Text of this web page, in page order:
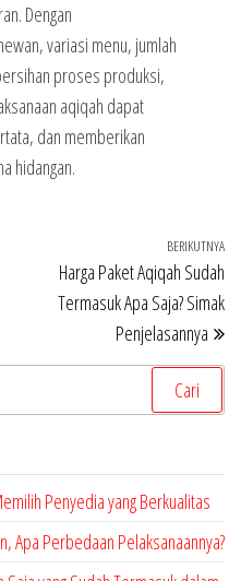
Dengan
variasi menu, jumlah
proses produksi,
aqiqah dapat
dan memberikan
hidangan.
BERIKUTNYA
Harga Paket Aqiqah Sudah
Termasuk Apa Saja? Simak
Penjelasannya
Penyedia yang Berkualitas
Apa Perbedaan Pelaksanaannya?